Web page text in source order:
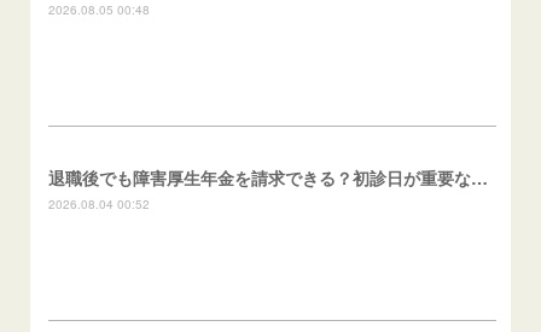
2026.08.05 00:48
退職後でも障害厚生年金を請求できる？初診日が重要な理由
2026.08.04 00:52